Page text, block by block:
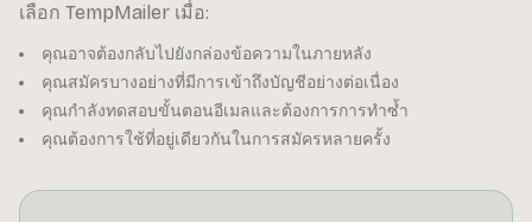
เลือก TempMailer เมื่อ:
คุณอาจต้องกลับไปยังกล่องข้อความในภายหลัง
คุณสมัครบางอย่างที่มีการเข้าถึงบัญชีอย่างต่อเนื่อง
คุณกำลังทดสอบขั้นตอนอีเมลและต้องการการทำซ้ำ
คุณต้องการใช้ที่อยู่เดียวกันในการสมัครหลายครั้ง